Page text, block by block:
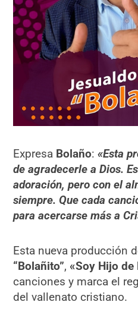
Expresa Bolaño:«Esta
de agradecerle a Dios.
adoración, pero con el
siempre. Que cada
para acercarse más a
Esta nueva producción
“Bolañito”, «Soy Hijo de
canciones y marca el
del vallenato cristiano.